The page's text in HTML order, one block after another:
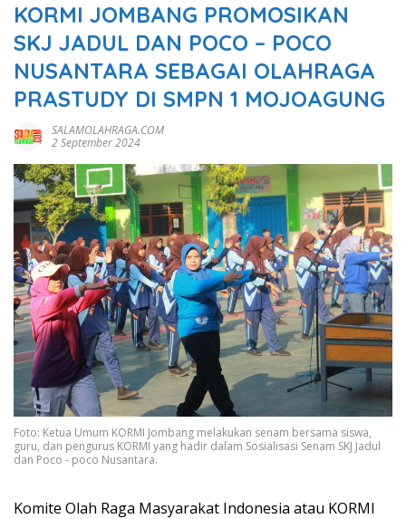
KORMI JOMBANG PROMOSIKAN
SKJ JADUL DAN POCO – POCO
NUSANTARA SEBAGAI OLAHRAGA
PRASTUDY DI SMPN 1 MOJOAGUNG
SALAMOLAHRAGA.COM
2 September 2024
Foto: Ketua Umum KORMI Jombang melakukan senam bersama siswa,
guru, dan pengurus KORMI yang hadir dalam Sosialisasi Senam SKJ Jadul
dan Poco - poco Nusantara.
Komite Olah Raga Masyarakat Indonesia atau KORMI